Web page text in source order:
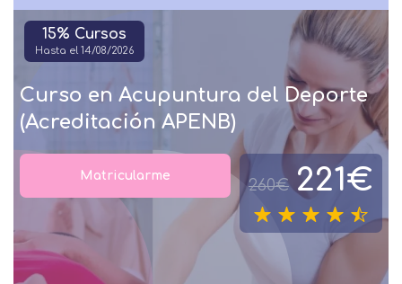
15% Cursos
Hasta el 14/08/2026
Curso en Acupuntura del Deporte
(Acreditación APENB)
260€ 221€
Matricularme